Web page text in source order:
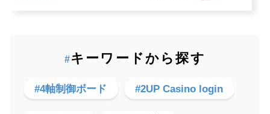
#キーワードから探す
#4軸制御ボード #2UP Casino login